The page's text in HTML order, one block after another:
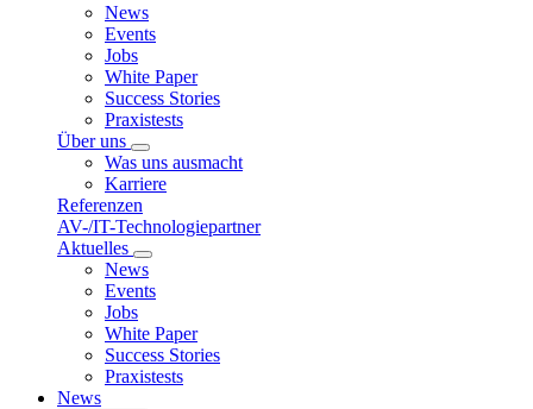
News
Events
Jobs
White Paper
Success Stories
Praxistests
Über uns
Was uns ausmacht
Karriere
Referenzen
AV-/IT-Technologiepartner
Aktuelles
News
Events
Jobs
White Paper
Success Stories
Praxistests
News